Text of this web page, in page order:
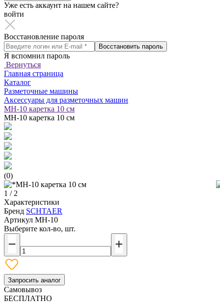
Уже есть аккаунт на нашем сайте?
войти
Восстановление пароля
Восстановить пароль
Я вспомнил пароль
Вернуться
Главная страница
Каталог
Разметочные машины
Аксессуары для разметочных машин
MH-10 каретка 10 см
MH-10 каретка 10 см
(0)
1 / 2
Характеристики
Бренд SCHTAER
Артикул MH-10
Выберите кол-во, шт.
Запросить аналог
Самовывоз
БЕСПЛАТНО